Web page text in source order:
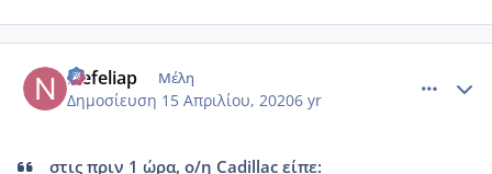
Nefeliap Μέλη
Δημοσίευση 15 Απριλίου, 20206 yr
στις πριν 1 ώρα, ο/η Cadillac είπε: